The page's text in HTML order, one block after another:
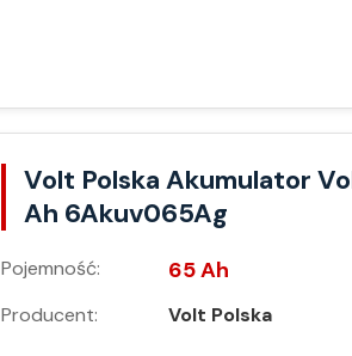
Volt Polska Akumulator
Ah 6Akuv065Ag
Pojemność: 65 Ah
Producent: Volt Polska